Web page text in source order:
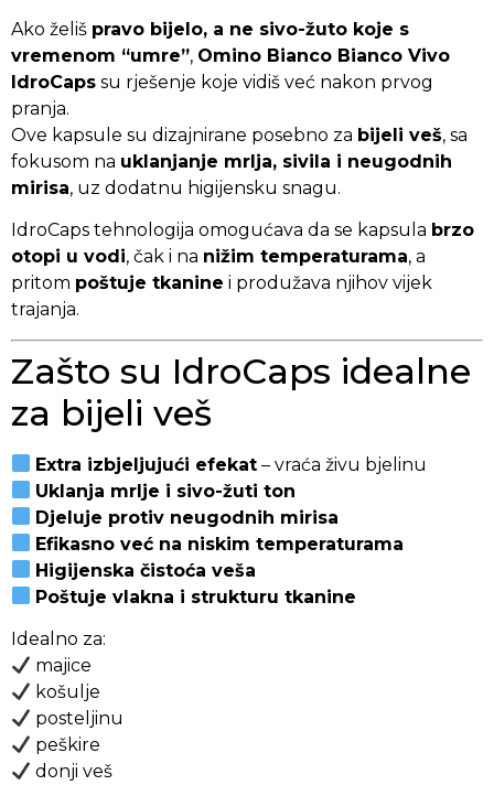
Ako želiš pravo bijelo, a ne sivo-žuto koje s
vremenom “umre”, Omino Bianco Bianco Vivo
IdroCaps su rješenje koje vidiš već nakon prvog
pranja.
Ove kapsule su dizajnirane posebno za bijeli veš, sa
fokusom na uklanjanje mrlja, sivila i neugodnih
mirisa, uz dodatnu higijensku snagu.
IdroCaps tehnologija omogućava da se kapsula brzo
otopi u vodi, čak i na nižim temperaturama, a
pritom poštuje tkanine i produžava njihov vijek
trajanja.
Zašto su IdroCaps idealne
za bijeli veš
Extra izbjeljujući efekat – vraća živu bjelinu
Uklanja mrlje i sivo-žuti ton
Djeluje protiv neugodnih mirisa
Efikasno već na niskim temperaturama
Higijenska čistoća veša
Poštuje vlakna i strukturu tkanine
Idealno za:
majice
košulje
posteljinu
peškire
donji veš